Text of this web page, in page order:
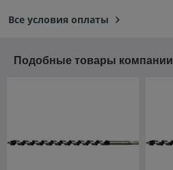
Все условия оплаты
Подобные товары компании